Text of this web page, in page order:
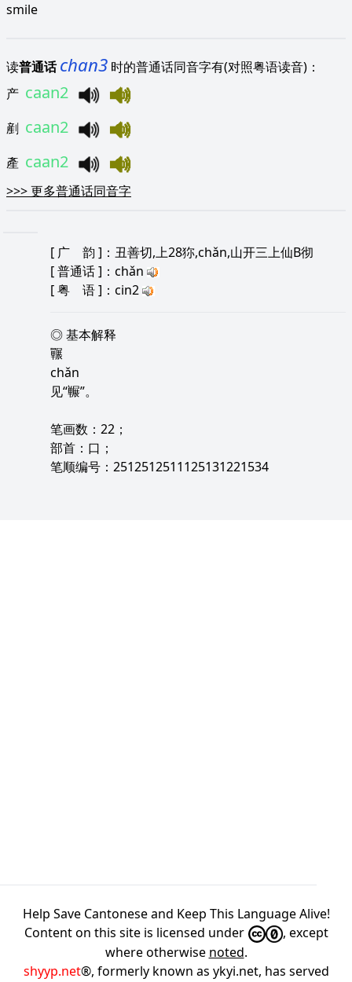
smile
读普通话 chan3 时的普通话同音字有(对照粤语读音)：
产 caan2
剷 caan2
產 caan2
>>>更多普通话同音字
[ 广 韵 ]：丑善切,上28狝,chǎn,山开三上仙B彻
[普通话]：chǎn
[粤 语]：cin2
◎ 基本解释
囅
chǎn
见“冁”。
笔画数：22；
部首：口；
笔顺编号：2512512511125131221534
Help Save Cantonese and Keep This Language Alive!
Content on this site is licensed under
, except
where otherwise noted.
shyyp.net®, formerly known as ykyi.net, has served